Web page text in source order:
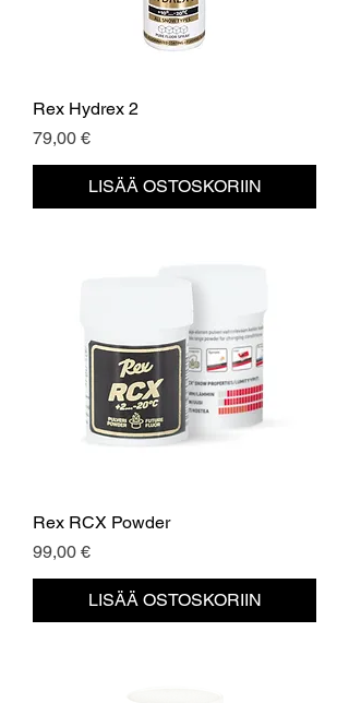
Rex Hydrex 2
Hinta
79,00 €
LISÄÄ OSTOSKORIIN
Rex RCX Powder
Hinta
99,00 €
LISÄÄ OSTOSKORIIN